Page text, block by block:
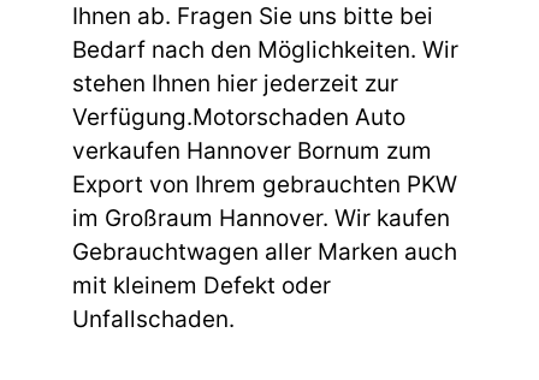
Ihnen ab. Fragen Sie uns bitte bei
Bedarf nach den Möglichkeiten. Wir
stehen Ihnen hier jederzeit zur
Verfügung.Motorschaden Auto
verkaufen Hannover Bornum zum
Export von Ihrem gebrauchten PKW
im Großraum Hannover. Wir kaufen
Gebrauchtwagen aller Marken auch
mit kleinem Defekt oder
Unfallschaden.